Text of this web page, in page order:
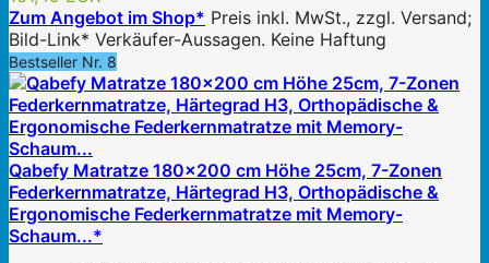
Zum Angebot im Shop* Preis inkl. MwSt., zzgl. Versand;
Bild-Link* Verkäufer-Aussagen. Keine Haftung
Bestseller Nr. 8
Qabefy Matratze 180x200 cm Höhe 25cm, 7-Zonen
Federkernmatratze, Härtegrad H3, Orthopädische &
Ergonomische Federkernmatratze mit Memory-
Schaum...*